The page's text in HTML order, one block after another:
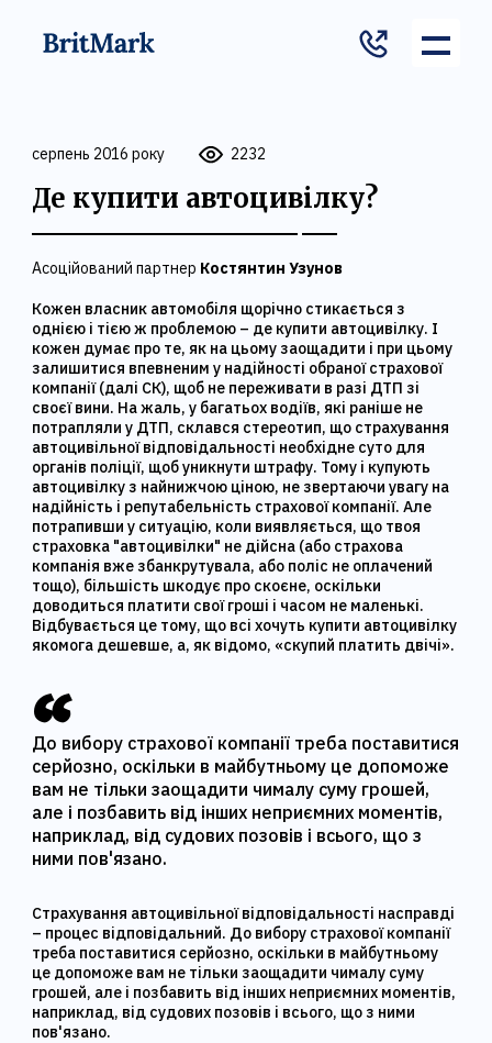
серпень 2016 року 2232
Де купити автоцивілку?
Асоційований партнер Костянтин Узунов
Кожен власник автомобіля щорічно стикається з
однією і тією ж проблемою – де купити автоцивілку. І
кожен думає про те, як на цьому заощадити і при цьому
залишитися впевненим у надійності обраної страхової
компанії (далі СК), щоб не переживати в разі ДТП зі
своєї вини. На жаль, у багатьох водіїв, які раніше не
потрапляли у ДТП, склався стереотип, що страхування
автоцивільної відповідальності необхідне суто для
органів поліції, щоб уникнути штрафу. Тому і купують
автоцивілку з найнижчою ціною, не звертаючи увагу на
надійність і репутабельність страхової компанії. Але
потрапивши у ситуацію, коли виявляється, що твоя
страховка "автоцивілки" не дійсна (або страхова
компанія вже збанкрутувала, або поліс не оплачений
тощо), більшість шкодує про скоєне, оскільки
доводиться платити свої гроші і часом не маленькі.
Відбувається це тому, що всі хочуть купити автоцивілку
якомога дешевше, а, як відомо, «скупий платить двічі».
До вибору страхової компанії треба поставитися
серйозно, оскільки в майбутньому це допоможе
вам не тільки заощадити чималу суму грошей,
але і позбавить від інших неприємних моментів,
наприклад, від судових позовів і всього, що з
ними пов'язано.
Страхування автоцивільної відповідальності насправді
– процес відповідальний. До вибору страхової компанії
треба поставитися серйозно, оскільки в майбутньому
це допоможе вам не тільки заощадити чималу суму
грошей, але і позбавить від інших неприємних моментів,
наприклад, від судових позовів і всього, що з ними
пов'язано.